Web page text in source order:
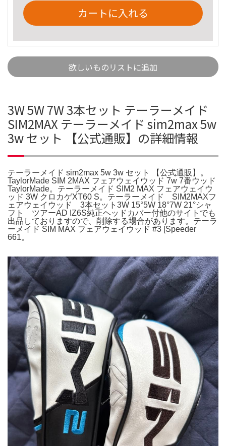
カートに入れる
欲しいものリストに追加
3W 5W 7W 3本セット テーラーメイド
SIM2MAX テーラーメイド sim2max 5w
3w セット 【公式通販】の詳細情報
テーラーメイド sim2max 5w 3w セット 【公式通販】。
TaylorMade SIM 2MAX フェアウェイウッド 7w 7番ウッド
TaylorMade。テーラーメイド SIM2 MAX フェアウェイウ
ッド 3W クロカゲXT60 S。テーラーメイド SIM2MAXフ
ェアウェイウッド 3本セット3W 15°5W 18°7W 21°シャ
フト ツアーAD IZ6S純正ヘッドカバー付他のサイトでも
出品しておりますので、削除する場合があります。テーラ
ーメイド SIM MAX フェアウェイウッド #3 [Speeder
661。